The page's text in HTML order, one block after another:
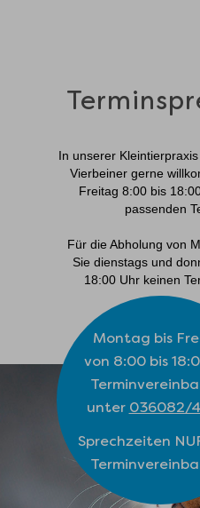
In unserer
Vierbeiner gerne
Freitag 8:00 bis
passenden
Für die Abholung von
Sie dienstags und
18:00 Uhr keinen
Montag bis
von 8:00 bis
unter 036082/
Sprechzeiten